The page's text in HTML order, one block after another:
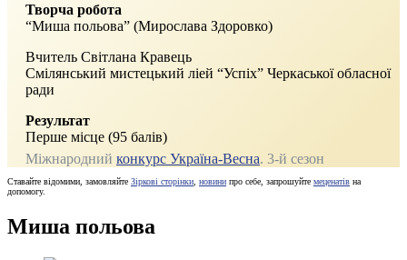
Творча робота
“Миша польова” (Мирослава Здоровко)
Вчитель Світлана Кравець
Смілянський мистецький ліей “Успіх” Черкаської обласної
ради
Результат
Перше місце (95 балів)
Міжнародний конкурс Україна-Весна. 3‑й сезон
Ставайте відомими, замовляйте Зіркові сторінки новини про себе, запрошуйте меценатів на
допомогу.
Миша польова